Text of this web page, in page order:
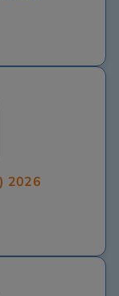
2026